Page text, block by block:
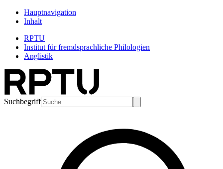
Hauptnavigation
Inhalt
RPTU
Institut für fremdsprachliche Philologien
Anglistik
Suchbegriff